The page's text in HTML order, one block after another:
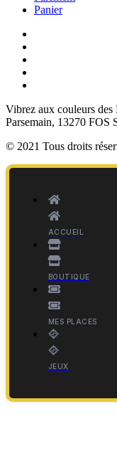
Panier
Vibrez aux couleurs des
Parsemain, 13270 FOS
© 2021 Tous droits
ACCUEIL
BOUTIQUE
MES PLACES
JEUX